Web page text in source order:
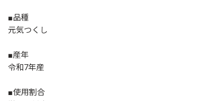
■品種
元気つくし
■産年
令和7年産
■使用割合